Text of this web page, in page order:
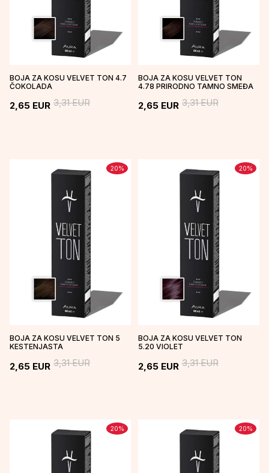
BOJA ZA KOSU VELVET TON 4.7
ČOKOLADA
2,65 EUR 3,31EUR
BOJA ZA KOSU VELVET TON
4.78 PRIRODNO TAMNO SMEĐA
2,65 EUR 3,31EUR
20%
BOJA ZA KOSU VELVET TON 5
KESTENJASTA
2,65 EUR 3,31EUR
20%
BOJA ZA KOSU VELVET TON
5.20 VIOLET
2,65 EUR 3,31EUR
20% 20%